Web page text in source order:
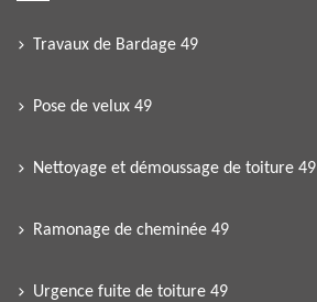
Travaux de Bardage 49
Pose de velux 49
Nettoyage et démoussage de toiture 49
Ramonage de cheminée 49
Urgence fuite de toiture 49